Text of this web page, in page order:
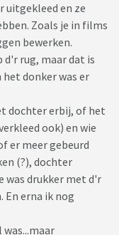
uitgekleed en ze
Zoals je in films
bewerken.
d'r rug, maar dat is
het donker was er
dochter erbij, of het
ook) en wie
er meer gebeurd
(?), dochter
was drukker met d'r
En erna ik nog